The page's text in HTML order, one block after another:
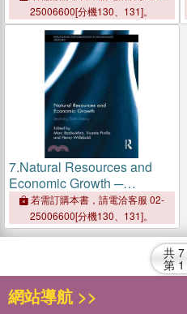
25006600[分機130、131]。
7.Natural Resources and
Economic Growth ─
Learning from History
若需訂購本書，請電洽客服 02-
25006600[分機130、131]。
共 7
第 1
網站導航 >>